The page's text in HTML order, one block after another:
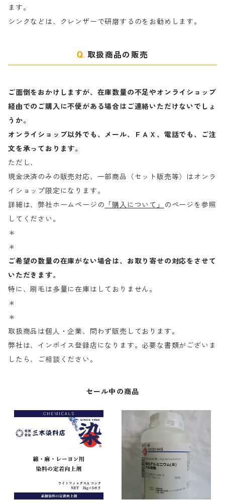
ます。
シンクなどは、クレンザーで研磨するのをお勧めします。
取扱商品の販売
ご面倒をおかけしますが、在庫数量の不足やオンライショップ
経由でのご購入に不便がある場合はご連絡いただけないでしょ
うか。
オンライショップ以外でも、メール、ＦＡＸ、電話でも、ご注
文を承っております。
ただし、
現金決済のみの販売対応、一部商品（セット販売等）はオンラ
イショップ限定になります。
詳細は、弊社ホームページの 「購入について」
のページを参照
してください。
＊
＊
ご希望の数量の在庫がない場合は、お取り寄せの対応をさせて
いただきます。
特に、刷毛は多量に在庫はしておりません。
＊
＊
取扱商品は個人・企業、問わず販売しております。
弊社は、インボイス登録店になります。必要な書類がございま
したら、ご相談ください。
セール中の商品